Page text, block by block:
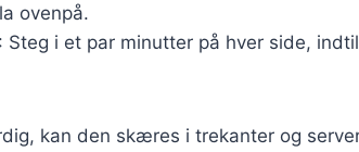
ovenpå.
: Steg i et par minutter på hver side,
kan den skæres i trekanter og